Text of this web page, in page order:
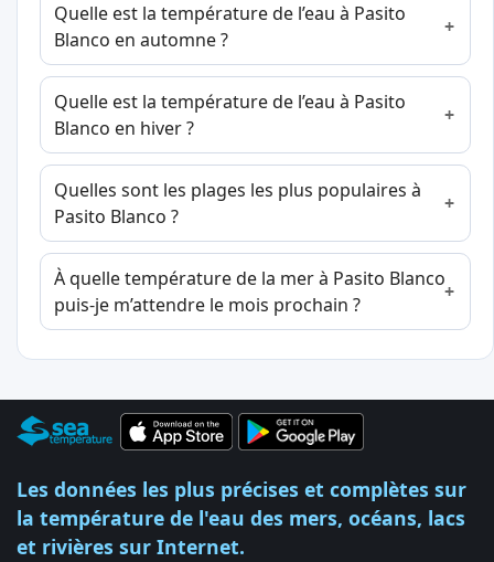
Quelle est la température de l’eau à Pasito
Blanco en automne ?
Quelle est la température de l’eau à Pasito
Blanco en hiver ?
Quelles sont les plages les plus populaires à
Pasito Blanco ?
À quelle température de la mer à Pasito Blanco
puis-je m’attendre le mois prochain ?
Les données les plus précises et complètes sur
la température de l'eau des mers, océans, lacs
et rivières sur Internet.